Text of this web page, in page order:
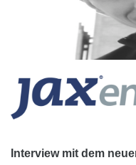
Interview mit dem